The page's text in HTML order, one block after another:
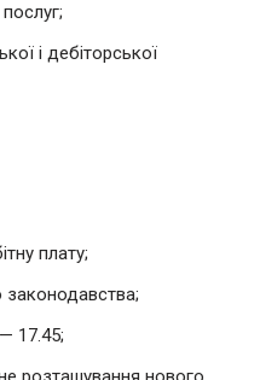
і дебіторської
плату;
законодавства;
17.45;